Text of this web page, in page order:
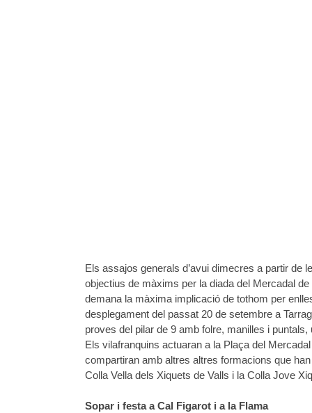
Els assajos generals d’avui dimecres a partir de
objectius de màxims per la diada del Mercadal
demana la màxima implicació de tothom per
desplegament del passat 20 de setembre a
proves del pilar de 9 amb folre, manilles i
Els vilafranquins actuaran a la Plaça del
compartiran amb altres altres formacions que
Colla Vella dels Xiquets de Valls i la Colla Jove
Sopar i festa a Cal Figarot i a la Flama